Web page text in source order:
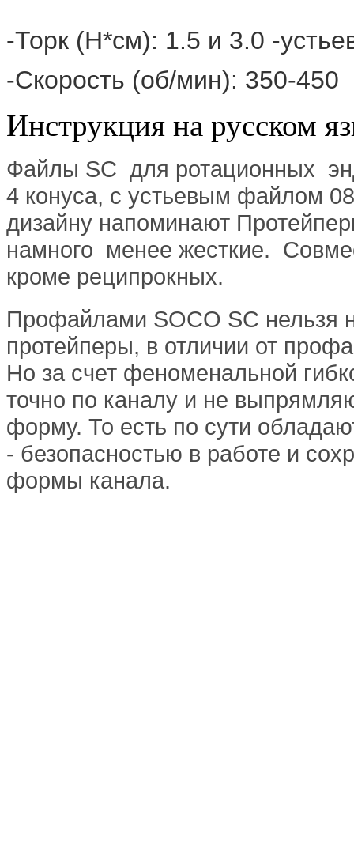
-Торк (Н*см): 1.5 и 3.0 -
-Скорость (об/мин): 350-450
Инструкция на русском
Файлы SC для ротационных
4 конуса, с устьевым файлом
дизайну напоминают
намного менее жесткие.
кроме реципрокных.
Профайлами SOCO SC нельзя
протейперы, в отличии от
Но за счет феноменальной
точно по каналу и не
форму. То есть по сути
- безопасностью в работе и
формы канала.